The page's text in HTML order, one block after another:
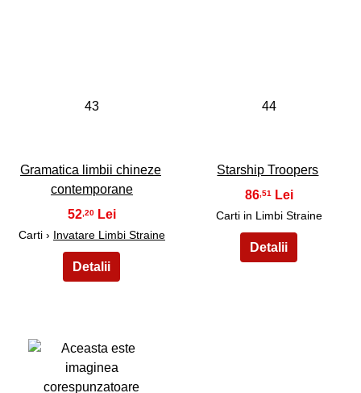
43
Gramatica limbii chineze
contemporane
52 ,20
Carti › Invatare Limbi Straine
44
Starship Troopers
86,51
Carti in Limbi Straine